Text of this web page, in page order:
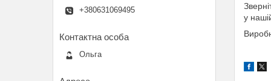
у
+380631069495
Ольга